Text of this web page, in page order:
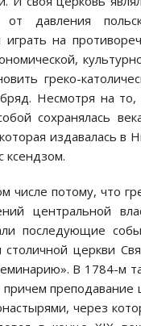
давления
играть на
греко-
Несмотря на то,
сохранялась
издавалась в
ксендзом.
числе потому, что
центральной
последующие
церкви
В 1784-м
причем преподавание
через